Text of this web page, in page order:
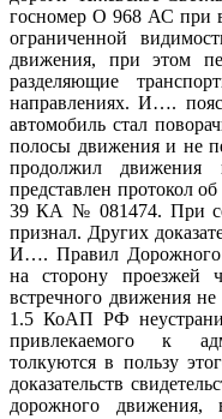
госномер О 968 АС при
ограниченной
движения, при этом
разделяющие
направлениях. И….
автомобиль стал
полосы движения и не
продолжил движения
представлен протокол
39 КА № 081474. При
признал. Других
И…. Правил Дорожного
на сторону проезжей
встречного движения не
1.5 КоАП РФ
привлекаемого к
толкуются в пользу
доказательств
дорожного